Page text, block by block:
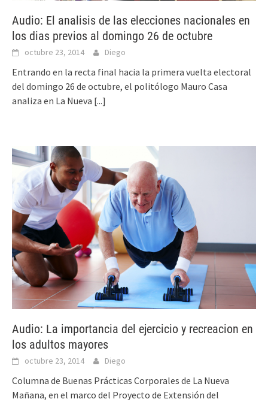
Audio: El analisis de las elecciones nacionales en
los dias previos al domingo 26 de octubre
octubre 23, 2014 Diego
Entrando en la recta final hacia la primera vuelta electoral
del domingo 26 de octubre, el politólogo Mauro Casa
analiza en La Nueva [...]
Audio: La importancia del ejercicio y recreacion en
los adultos mayores
octubre 23, 2014 Diego
Columna de Buenas Prácticas Corporales de La Nueva
Mañana, en el marco del Proyecto de Extensión del